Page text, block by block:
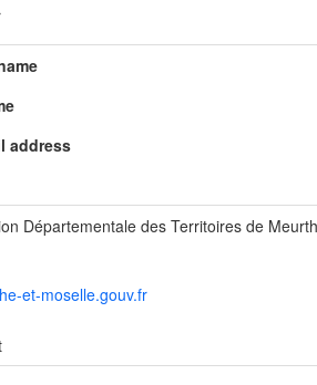
address
Départementale des Territoires de
et-moselle.gouv.fr